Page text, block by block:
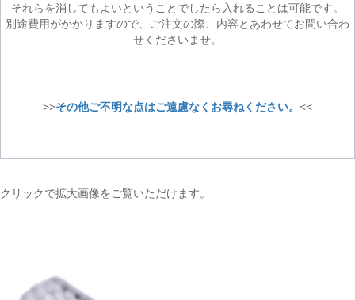
それらを消してもよいということでしたら入れることは可能です。
別途費用がかかりますので、ご注文の際、内容とあわせてお問い合わ
せくださいませ。
>>その他ご不明な点はご遠慮なくお尋ねください。 <<
クリックで拡大画像をご覧いただけます。